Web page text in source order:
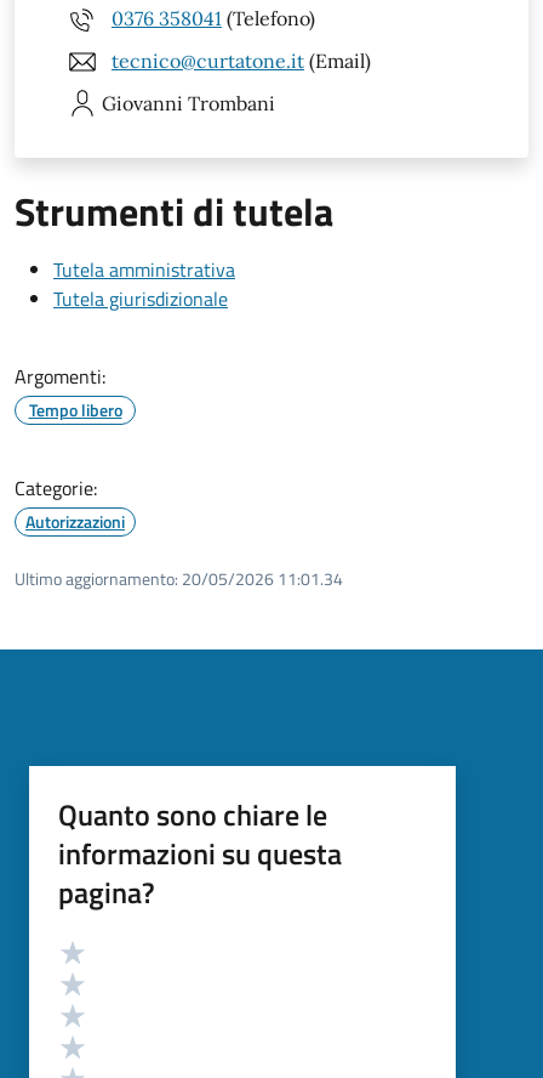
0376 358041 (Telefono)
tecnico@curtatone.it (Email)
Giovanni Trombani
Strumenti di tutela
Tutela amministrativa
Tutela giurisdizionale
Argomenti:
Tempo libero
Categorie:
Autorizzazioni
Ultimo aggiornamento: 20/05/2026 11:01.34
Quanto sono chiare le
informazioni su questa
pagina?
Valutazione